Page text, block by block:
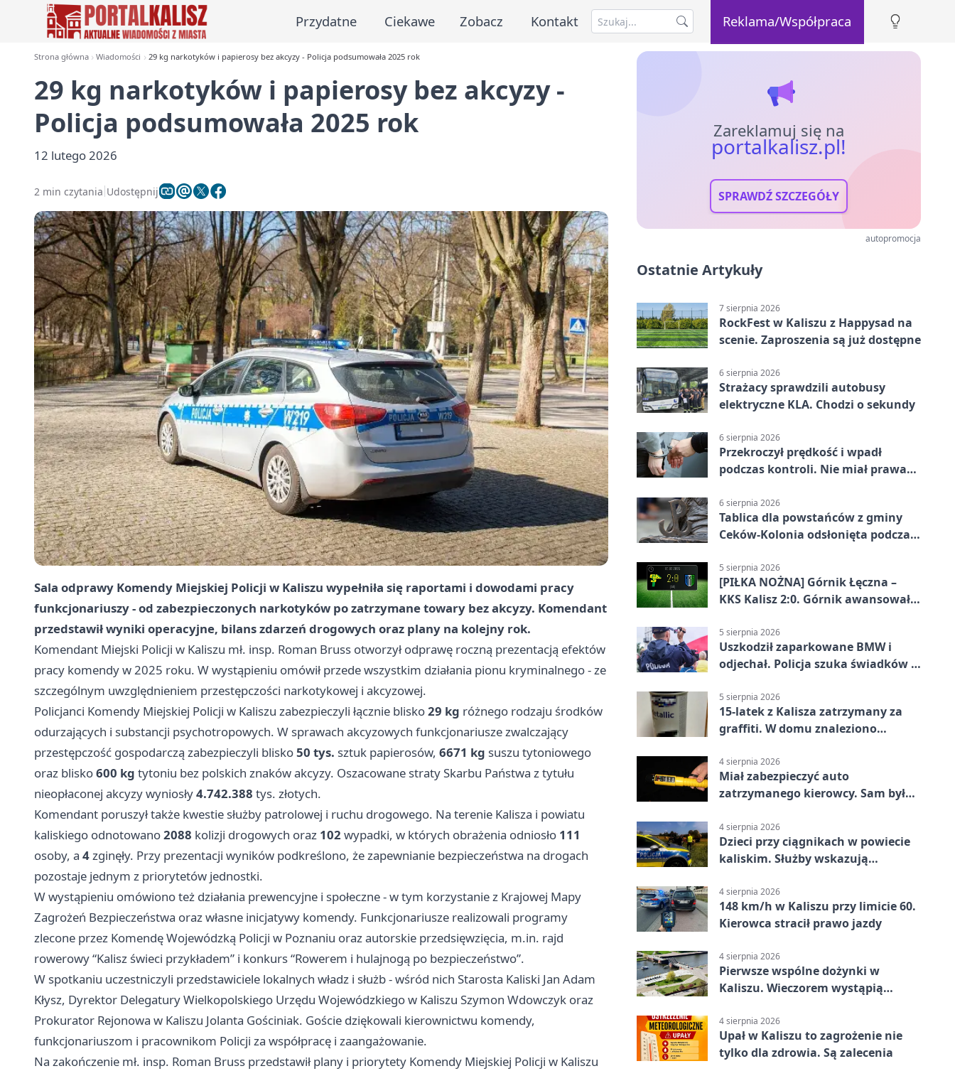
Przydatne Ciekawe Zobacz Kontakt Reklama/Współpraca
Strona główna Wiadomości 29 kg narkotyków i papierosy bez akcyzy - Policja podsumowała 2025 rok
29 kg narkotyków i papierosy bez akcyzy -
Policja podsumowała 2025 rok
12 lutego 2026
2 min czytania Udostępnij
Sala odprawy Komendy Miejskiej Policji w Kaliszu wypełniła się raportami i dowodami pracy
funkcjonariuszy - od zabezpieczonych narkotyków po zatrzymane towary bez akcyzy. Komendant
przedstawił wyniki operacyjne, bilans zdarzeń drogowych oraz plany na kolejny rok.
Komendant Miejski Policji w Kaliszu mł. insp. Roman Bruss otworzył odprawę roczną prezentacją efektów
pracy komendy w 2025 roku. W wystąpieniu omówił przede wszystkim działania pionu kryminalnego - ze
szczególnym uwzględnieniem przestępczości narkotykowej i akcyzowej.
Policjanci Komendy Miejskiej Policji w Kaliszu zabezpieczyli łącznie blisko29 kg różnego rodzaju środków
odurzających i substancji psychotropowych. W sprawach akcyzowych funkcjonariusze zwalczający
przestępczość gospodarczą zabezpieczyli blisko50 tys. sztuk papierosów, 6671 kg suszu tytoniowego
oraz blisko600 kg tytoniu bez polskich znaków akcyzy. Oszacowane straty Skarbu Państwa z tytułu
nieopłaconej akcyzy wyniosły4.742.388 tys. złotych.
Komendant poruszył także kwestie służby patrolowej i ruchu drogowego. Na terenie Kalisza i powiatu
kaliskiego odnotowano2088 kolizji drogowych oraz 102 wypadki, w których obrażenia odniosło 111
osoby, a 4zginęły. Przy prezentacji wyników podkreślono, że zapewnianie bezpieczeństwa na drogach
pozostaje jednym z priorytetów jednostki.
W wystąpieniu omówiono też działania prewencyjne i społeczne - w tym korzystanie z Krajowej Mapy
Zagrożeń Bezpieczeństwa oraz własne inicjatywy komendy. Funkcjonariusze realizowali programy
zlecone przez Komendę Wojewódzką Policji w Poznaniu oraz autorskie przedsięwzięcia, m.in. rajd
rowerowy “Kalisz świeci przykładem” i konkurs “Rowerem i hulajnogą po bezpieczeństwo”.
W spotkaniu uczestniczyli przedstawiciele lokalnych władz i służb - wśród nich Starosta Kaliski Jan Adam
Kłysz, Dyrektor Delegatury Wielkopolskiego Urzędu Wojewódzkiego w Kaliszu Szymon Wdowczyk oraz
Prokurator Rejonowa w Kaliszu Jolanta Gościniak. Goście dziękowali kierownictwu komendy,
funkcjonariuszom i pracownikom Policji za współpracę i zaangażowanie.
Na zakończenie mł. insp. Roman Bruss przedstawił plany i priorytety Komendy Miejskiej Policji w Kaliszu
Zareklamuj się na
portalkalisz.pl!
SPRAWDŹ SZCZEGÓŁY
autopromocja
Ostatnie Artykuły
7 sierpnia 2026
RockFest w Kaliszu z Happysad na
scenie. Zaproszenia są już dostępne
6 sierpnia 2026
Strażacy sprawdzili autobusy
elektryczne KLA. Chodzi o sekundy
6 sierpnia 2026
Przekroczył prędkość i wpadł
podczas kontroli. Nie miał prawa
6 sierpnia 2026
Tablica dla powstańców z gminy
Ceków-Kolonia odsłonięta podczas
5 sierpnia 2026
[PIŁKA NOŻNA] Górnik Łęczna –
KKS Kalisz 2:0. Górnik awansował
5 sierpnia 2026
Uszkodził zaparkowane BMW i
odjechał. Policja szuka świadków w
5 sierpnia 2026
15-latek z Kalisza zatrzymany za
graffiti. W domu znaleziono
4 sierpnia 2026
Miał zabezpieczyć auto
zatrzymanego kierowcy. Sam był
4 sierpnia 2026
Dzieci przy ciągnikach w powiecie
kaliskim. Służby wskazują
4 sierpnia 2026
148 km/h w Kaliszu przy limicie 60.
Kierowca stracił prawo jazdy
4 sierpnia 2026
Pierwsze wspólne dożynki w
Kaliszu. Wieczorem wystąpią
4 sierpnia 2026
Upał w Kaliszu to zagrożenie nie
tylko dla zdrowia. Są zalecenia